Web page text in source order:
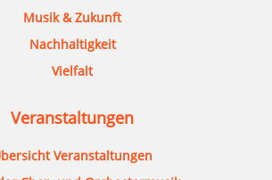
Musik & Zukunft
Nachhaltigkeit
Vielfalt
Veranstaltungen
Veranstaltungen